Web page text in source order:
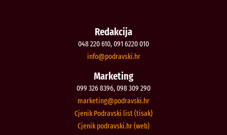
Redakcija
048 220 610, 091 6220 010
rh.iksvardop
@ofni
Marketing
099 326 8396, 098 309 290
rh.iksvardop
@gnitekram
Cjenik Podravski list (tisak)
Cjenik podravski.hr (web)